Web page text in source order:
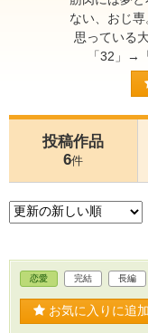
ない、おじ
思っている
「32」→
投稿作品
6件
恋愛 完結 長編
お気に入りに追加